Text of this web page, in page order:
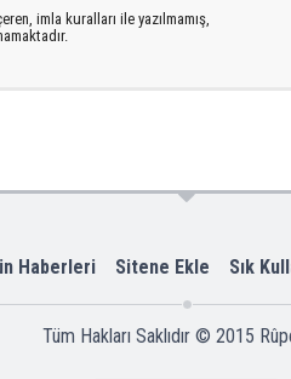
imla kuralları ile yazılmamış,
Haberleri Sitene Ekle Sık
Tüm Hakları Saklıdır © 2015